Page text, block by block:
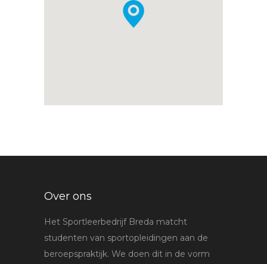
Over ons
Het Sportleerbedrijf Breda matcht
studenten van sportopleidingen aan de
beroepspraktijk. We doen dit in de vorm